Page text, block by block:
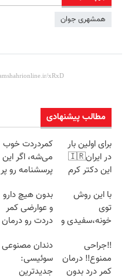
همشهری جوان
مطالب پیشنهادی
برای اولین بار
در ایران🇮🇷
این دکتر کرم
روزه ساخت!
کمردردت خوب
می‌شه، اگر این
پرسشنامه رو پر
با این روش
توی
خونه،سفیدی و
برگردون
(40%off)
بدون هیچ دارو
و عوارضی کمر
دردت رو درمان
(پرسش‌نامه)
‼️جراحی
ممنوع‼️ درمان
کمر درد بدون
دندان مصنوعی
سوئیسی:
جدیدترین